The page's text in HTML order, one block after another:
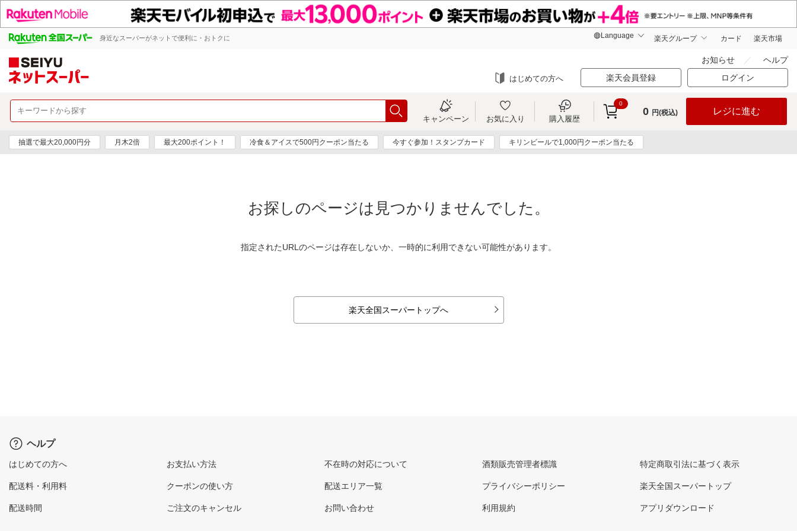
身近なスーパーがネットで便利に・おトクに 楽天グループ カード 楽天市場
お知らせ ヘルプ
はじめての方へ 楽天会員登録 ログイン
キャンペーン お気に入り 購入履歴
0
0 円(税込) レジに進む
抽選で最大20,000円分 月木2倍 最大200ポイント！ 冷食＆アイスで500円クーポン当たる 今すぐ参加！スタンプカード キリンビールで1,000円クーポン当たる
お探しのページは見つかりませんでした。
指定されたURLのページは存在しないか、一時的に利用できない可能性があります。
楽天全国スーパートップへ
ヘルプ
はじめての方へ
配送料・利用料
配送時間
お支払い方法
クーポンの使い方
ご注文のキャンセル
不在時の対応について
配送エリア一覧
お問い合わせ
酒類販売管理者標識
プライバシーポリシー
利用規約
特定商取引法に基づく表示
楽天全国スーパートップ
アプリダウンロード